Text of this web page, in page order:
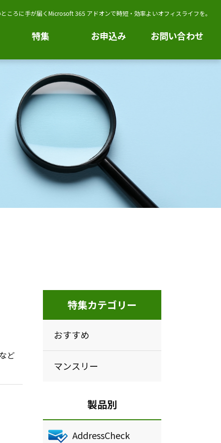
ころに手が届くMicrosoft 365 アドオンで時短・効率よいオフィスライフを。
特集 お申込み お問い合わせ
ど
特集カテゴリー
おすすめ
マンスリー
製品別
AddressCheck